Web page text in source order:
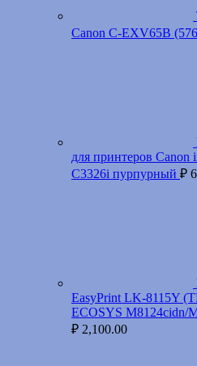
Canon C-EXV65B
для принтеров
C3326i пурпурный ₽
EasyPrint LK-8115Y
ECOSYS M8124cidn/
₽ 2,100.00